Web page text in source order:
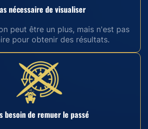
nécessaire de visualiser
peut être un plus, mais n'est pas
pour obtenir des résultats.
besoin de remuer le passé